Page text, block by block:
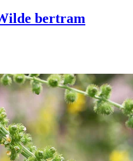
bertram